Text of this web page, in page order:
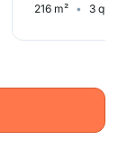
216 m² 3